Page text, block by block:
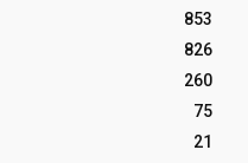
853
826
260
75
21